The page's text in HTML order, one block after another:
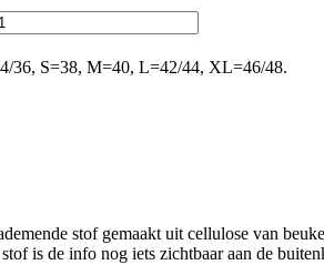
36, S=38, M=40, L=42/44, XL=46/48.
stof gemaakt uit cellulose van
is de info nog iets zichtbaar aan de